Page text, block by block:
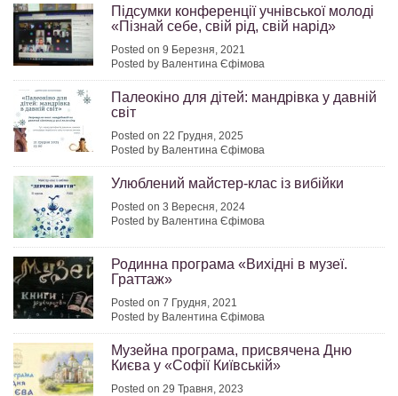
Підсумки конференції учнівської молоді
«Пізнай себе, свій рід, свій нарід»
Posted on 9 Березня, 2021
Posted by Валентина Єфімова
Палеокіно для дітей: мандрівка у давній
світ
Posted on 22 Грудня, 2025
Posted by Валентина Єфімова
Улюблений майстер-клас із вибійки
Posted on 3 Вересня, 2024
Posted by Валентина Єфімова
Родинна програма «Вихідні в музеї.
Граттаж»
Posted on 7 Грудня, 2021
Posted by Валентина Єфімова
Музейна програма, присвячена Дню
Києва у «Софії Київській»
Posted on 29 Травня, 2023